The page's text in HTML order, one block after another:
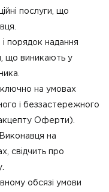
послуги, що
порядок надання
що виникають у
на умовах
і беззастережного
Оферти).
на
свідчить про
обсязі умови